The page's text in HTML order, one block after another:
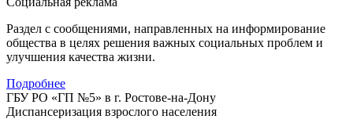
Раздел с сообщениями, направленных на информирование
общества в целях решения важных социальных проблем и
улучшения качества жизни.
Подробнее
ГБУ РО «ГП №5» в г. Ростове-на-Дону
Диспансеризация взрослого населения